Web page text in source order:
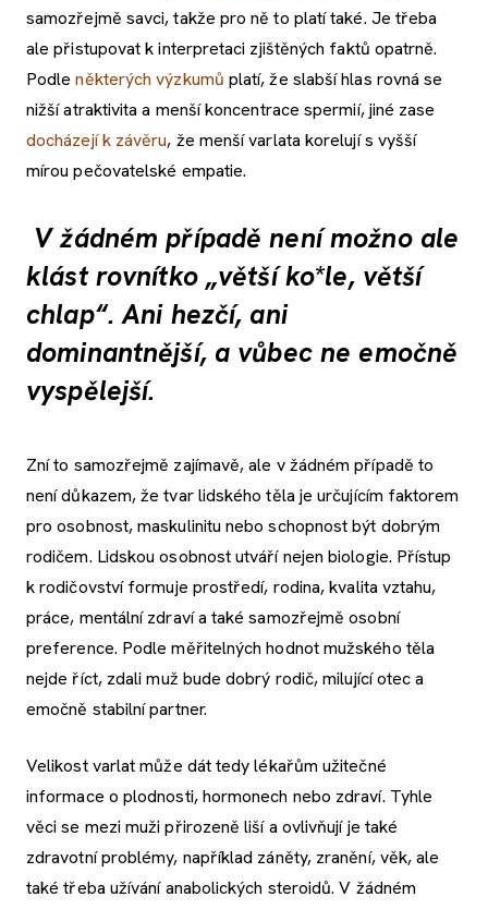
samozřejmě savci, takže pro ně to platí také. Je třeba
ale přistupovat k interpretaci zjištěných faktů opatrně.
Podleněkterých výzkumů platí, že slabší hlas rovná se
nižší atraktivita a menší koncentrace spermií, jiné zase
docházejí k závěru, že menší varlata korelují s vyšší
mírou pečovatelské empatie.
V žádném případě není možno ale
klást rovnítko „větší ko*le, větší
chlap“. Ani hezčí, ani
dominantnější, a vůbec ne emočně
vyspělejší.
Zní to samozřejmě zajímavě, ale v žádném případě to
není důkazem, že tvar lidského těla je určujícím faktorem
pro osobnost, maskulinitu nebo schopnost být dobrým
rodičem. Lidskou osobnost utváří nejen biologie. Přístup
k rodičovství formuje prostředí, rodina, kvalita vztahu,
práce, mentální zdraví a také samozřejmě osobní
preference. Podle měřitelných hodnot mužského těla
nejde říct, zdali muž bude dobrý rodič, milující otec a
emočně stabilní partner.
Velikost varlat může dát tedy lékařům užitečné
informace o plodnosti, hormonech nebo zdraví. Tyhle
věci se mezi muži přirozeně liší a ovlivňují je také
zdravotní problémy, například záněty, zranění, věk, ale
také třeba užívání anabolických steroidů. V žádném